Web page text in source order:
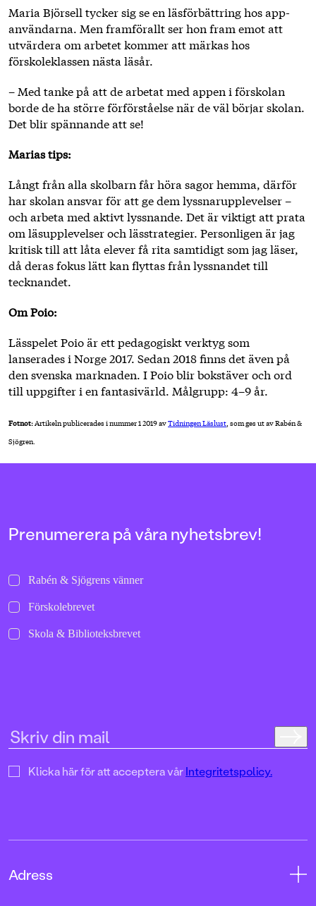
Maria Björsell tycker sig se en läsförbättring hos app-
användarna. Men framförallt ser hon fram emot att
utvärdera om arbetet kommer att märkas hos
förskoleklassen nästa läsår.
– Med tanke på att de arbetat med appen i förskolan
borde de ha större förförståelse när de väl börjar skolan.
Det blir spännande att se!
Marias tips:
Långt från alla skolbarn får höra sagor hemma, därför
har skolan ansvar för att ge dem lyssnarupplevelser –
och arbeta med aktivt lyssnande. Det är viktigt att prata
om läs­upplevelser och lässtrategier. Personligen är jag
kritisk till att låta elever få rita samtidigt som jag läser,
då deras fokus lätt kan flyttas från lyssnandet till
tecknandet.
Om Poio:
Lässpelet Poio är ett peda­go­giskt verktyg som
lanserades i Norge 2017. Sedan 2018 finns det även på
den svenska marknaden. I Poio blir bokstäver och ord
till uppgifter i en fantasi­värld. Målgrupp: 4–9 år.
Fotnot:Artikeln publicerades i nummer 1 2019 avTidningen Läslust, som ges ut av Rabén &
Sjögren.
Prenumerera på våra nyhetsbrev!
Rabén & Sjögrens vänner
Förskolebrevet
Skola & Biblioteksbrevet
Klicka här för att acceptera vårIntegritetspolicy.
Adress